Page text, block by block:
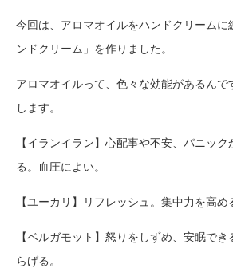
今回は、アロマオイルをハンドクリームに
ンドクリーム」を作りました。
アロマオイルって、色々な効能があるんで
します。
【イランイラン】心配事や不安、パニッ
る。血圧によい。
【ユーカリ】リフレッシュ。集中力を高め
【ベルガモット】怒りをしずめ、安眠で
らげる。